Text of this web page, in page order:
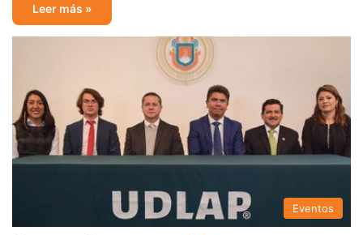
Leer más »
Eventos